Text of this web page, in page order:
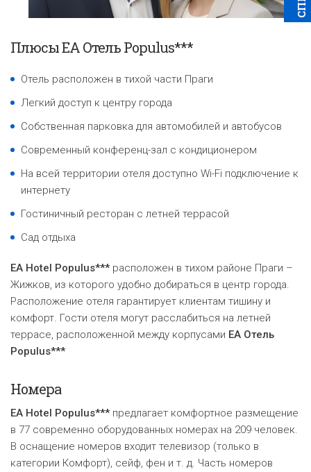
Плюсы EA Oтель Populus***
Отель расположен в тихой части Праги
Легкий доступ к центру города
Собственная парковка для автомобилей и автобусов
Современный конференц-зал с кондиционером
На всей территории отеля доступно Wi-Fi подключение к
интернету
Гостиничный ресторан с летней террасой
Cад отдыха
EA Hotel Populus***расположен в тихом районе Праги –
Жижков, из которого удобно добираться в центр города.
Расположение отеля гарантирует клиентам тишину и
комфорт. Гости отеля могут расслабиться на летней
террасе, расположенной между корпусами EA Oтель
Populus***
Номера
EA Hotel Populus*** предлагает комфортное размещение
в 77 современно оборудованных номерах на 209 человек.
В оснащение номеров входит телевизор (только в
категории Комфорт), сейф, фен и т. д. Часть номеров